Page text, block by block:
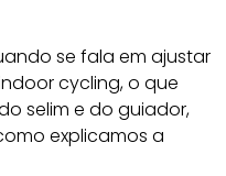
se fala em ajustar
cycling, o que
selim e do guiador,
explicamos a